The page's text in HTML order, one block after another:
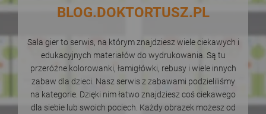
BLOG.DOKTORTUSZ.PL
Sala gier to serwis, na którym znajdziesz wiele ciekawych i
edukacyjnych materiałów do wydrukowania. Są tu
przeróżne kolorowanki, łamigłówki, rebusy i wiele innych
zabaw dla dzieci. Nasz serwis z zabawami podzieliliśmy
na kategorie. Dzięki nim łatwo znajdziesz coś ciekawego
dla siebie lub swoich pociech. Każdy obrazek możesz od